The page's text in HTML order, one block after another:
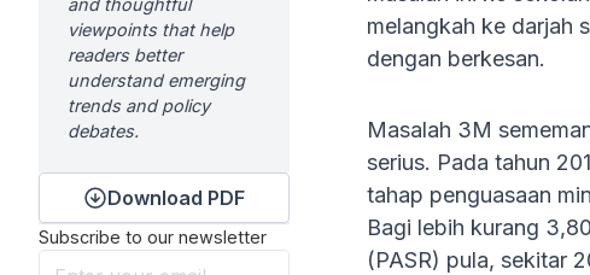
and thoughtful
viewpoints that help
readers better
understand emerging
trends and policy
debates.
Download PDF
Subscribe to our newsletter
melangkah ke darjah
dengan berkesan.
Masalah 3M
serius. Pada tahun
tahap penguasaan
Bagi lebih kurang
(PASR) pula, sekitar